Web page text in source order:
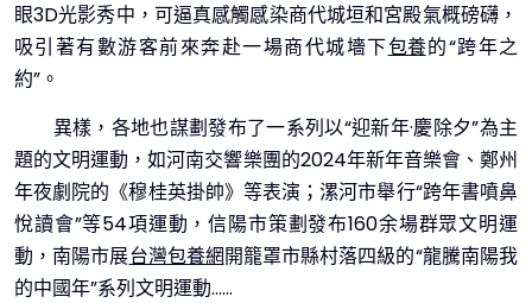
眼3D光影秀中，可逼真感觸感染商代城垣和宮殿氣概磅礴，
吸引著有數游客前來奔赴一場商代城墻下包養的“跨年之
約”。
異樣，各地也謀劃發布了一系列以“迎新年·慶除夕”為主
題的文明運動，如河南交響樂團的2024年新年音樂會、鄭州
年夜劇院的《穆桂英掛帥》等表演；漯河市舉行“跨年書噴鼻
悅讀會”等54項運動，信陽市策劃發布160余場群眾文明運
動，南陽市展台灣包養網開籠罩市縣村落四級的“龍騰南陽我
的中國年”系列文明運動……